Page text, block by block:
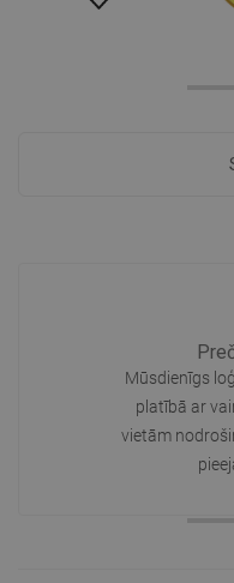
Mūsdienīgs
platībā ar
vietām